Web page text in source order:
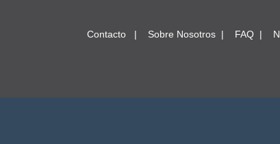
Contacto Sobre Nosotros FAQ